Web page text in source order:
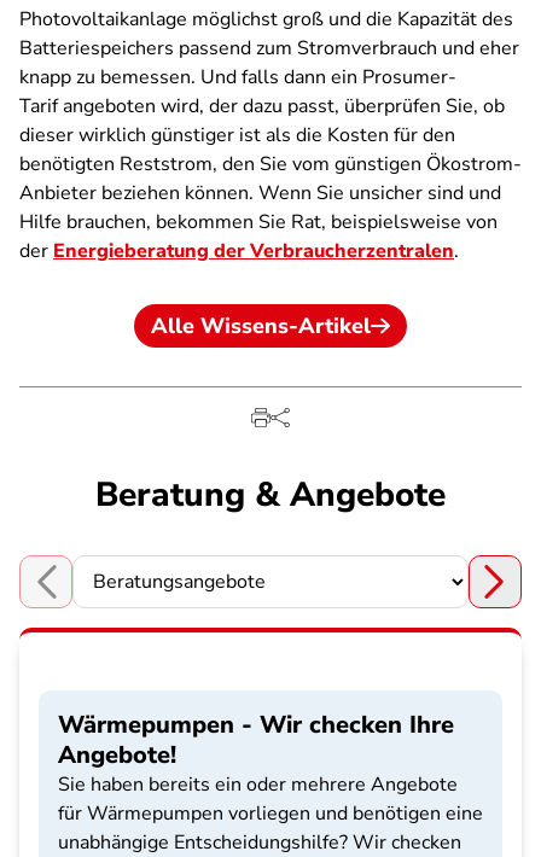
Photovoltaikanlage möglichst groß und die Kapazität des
Batteriespeichers passend zum Stromverbrauch und eher
knapp zu bemessen. Und falls dann ein Prosumer-
Tarif angeboten wird, der dazu passt, überprüfen Sie, ob
dieser wirklich günstiger ist als die Kosten für den
benötigten Reststrom, den Sie vom günstigen Ökostrom-
Anbieter beziehen können. Wenn Sie unsicher sind und
Hilfe brauchen, bekommen Sie Rat, beispielsweise von
der Energieberatung der Verbraucherzentralen.
Alle Wissens-Artikel
Beratung & Angebote
Choose a section
Wärmepumpen - Wir checken Ihre
Angebote!
Sie haben bereits ein oder mehrere Angebote
für Wärmepumpen vorliegen und benötigen eine
unabhängige Entscheidungshilfe? Wir checken